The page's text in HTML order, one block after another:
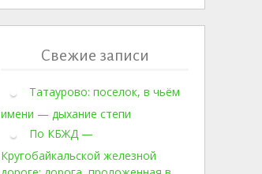
Свежие записи
Татаурово: поселок, в чьём
имени — дыхание степи
По КБЖД —
Кругобайкальской железной